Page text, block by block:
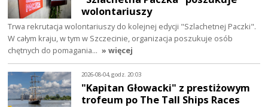
wolontariuszy
Trwa rekrutacja wolontariuszy do kolejnej edycji "Szlachetnej Paczki".
W całym kraju, w tym w Szczecinie, organizacja poszukuje osób
chętnych do pomagania… » więcej
2026-08-04, godz. 20:03
"Kapitan Głowacki" z prestiżowym
trofeum po The Tall Ships Races